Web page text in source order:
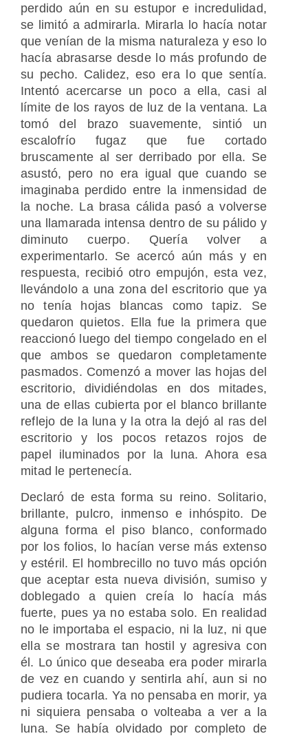
perdido aún en su estupor e incredulidad,
se limitó a admirarla. Mirarla lo hacía notar
que venían de la misma naturaleza y eso lo
hacía abrasarse desde lo más profundo de
su pecho. Calidez, eso era lo que sentía.
Intentó acercarse un poco a ella, casi al
límite de los rayos de luz de la ventana. La
tomó del brazo suavemente, sintió un
escalofrío fugaz que fue cortado
bruscamente al ser derribado por ella. Se
asustó, pero no era igual que cuando se
imaginaba perdido entre la inmensidad de
la noche. La brasa cálida pasó a volverse
una llamarada intensa dentro de su pálido y
diminuto cuerpo. Quería volver a
experimentarlo. Se acercó aún más y en
respuesta, recibió otro empujón, esta vez,
llevándolo a una zona del escritorio que ya
no tenía hojas blancas como tapiz. Se
quedaron quietos. Ella fue la primera que
reaccionó luego del tiempo congelado en el
que ambos se quedaron completamente
pasmados. Comenzó a mover las hojas del
escritorio, dividiéndolas en dos mitades,
una de ellas cubierta por el blanco brillante
reflejo de la luna y la otra la dejó al ras del
escritorio y los pocos retazos rojos de
papel iluminados por la luna. Ahora esa
mitad le pertenecía.
Declaró de esta forma su reino. Solitario,
brillante, pulcro, inmenso e inhóspito. De
alguna forma el piso blanco, conformado
por los folios, lo hacían verse más extenso
y estéril. El hombrecillo no tuvo más opción
que aceptar esta nueva división, sumiso y
doblegado a quien creía lo hacía más
fuerte, pues ya no estaba solo. En realidad
no le importaba el espacio, ni la luz, ni que
ella se mostrara tan hostil y agresiva con
él. Lo único que deseaba era poder mirarla
de vez en cuando y sentirla ahí, aun si no
pudiera tocarla. Ya no pensaba en morir, ya
ni siquiera pensaba o volteaba a ver a la
luna. Se había olvidado por completo de